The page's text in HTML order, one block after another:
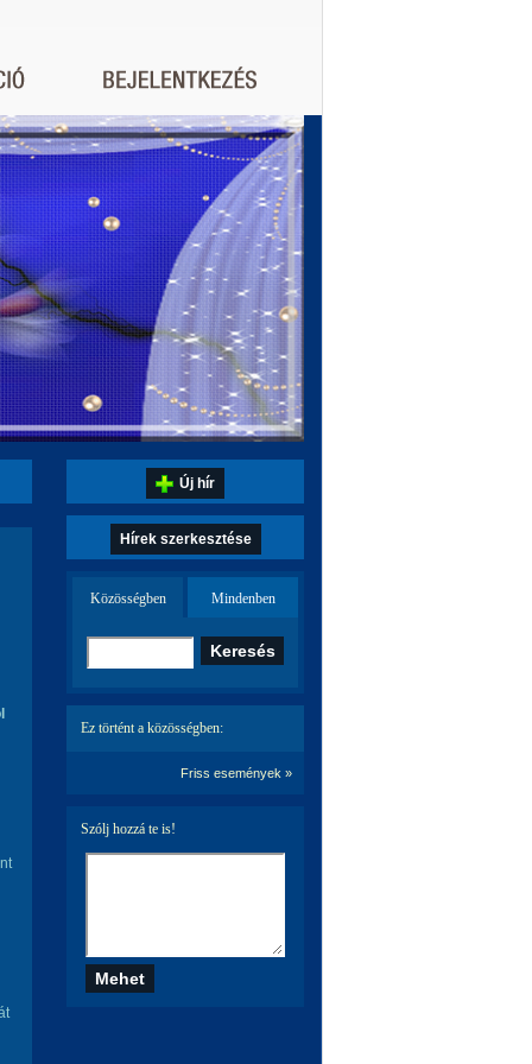
Új hír
Hírek szerkesztése
Közösségben Mindenben
Ez történt a közösségben:
Friss események »
Szólj hozzá te is!